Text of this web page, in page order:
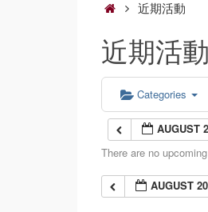
Home近期活動
近期活動
Categories
AUGUST
There are no
AUGUST